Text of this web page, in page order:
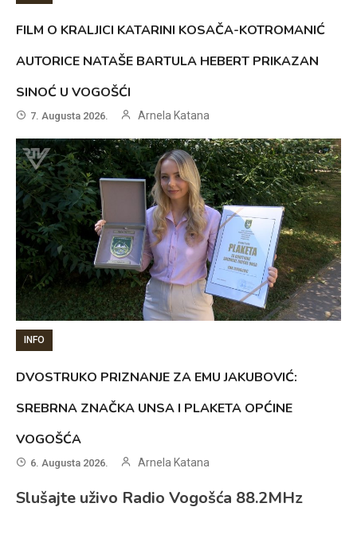
FILM O KRALJICI KATARINI KOSAČA-KOTROMANIĆ
AUTORICE NATAŠE BARTULA HEBERT PRIKAZAN
SINOĆ U VOGOŠĆI
7. Augusta 2026. Arnela Katana
INFO
DVOSTRUKO PRIZNANJE ZA EMU JAKUBOVIĆ:
SREBRNA ZNAČKA UNSA I PLAKETA OPĆINE
VOGOŠĆA
6. Augusta 2026. Arnela Katana
Slušajte uživo Radio Vogošća 88.2MHz